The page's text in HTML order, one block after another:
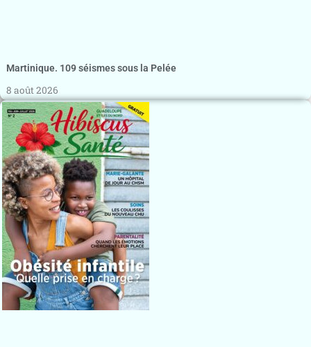
Martinique. 109 séismes sous la Pelée
8 août 2026